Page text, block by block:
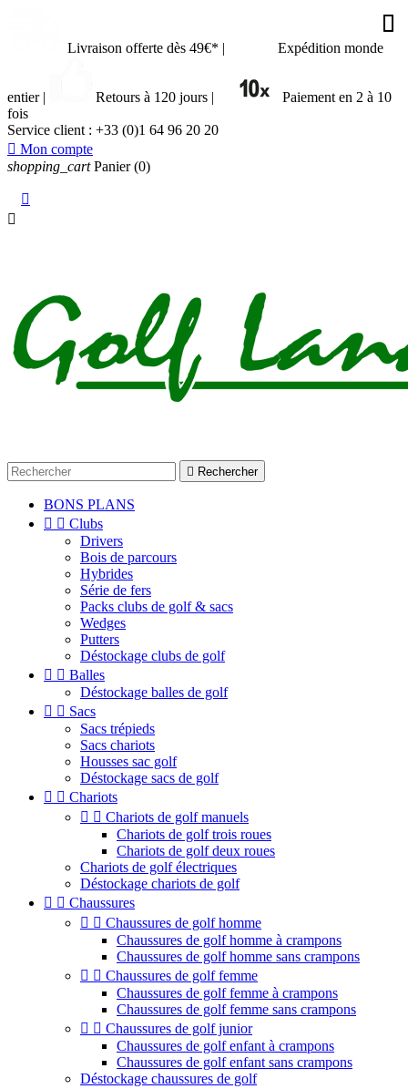
Livraison offerte dès 49€* | Expédition monde
entier | Retours à 120 jours |
Paiement en 2 à 10
fois
Service client : +33 (0)1 64 96 20 20
 Mon compte
shopping_cart Panier (0)


 Rechercher
BONS PLANS
  Clubs
Drivers
Bois de parcours
Hybrides
Série de fers
Packs clubs de golf & sacs
Wedges
Putters
Déstockage clubs de golf
  Balles
Déstockage balles de golf
  Sacs
Sacs trépieds
Sacs chariots
Housses sac golf
Déstockage sacs de golf
  Chariots
  Chariots de golf manuels
Chariots de golf trois roues
Chariots de golf deux roues
Chariots de golf électriques
Déstockage chariots de golf
  Chaussures
  Chaussures de golf homme
Chaussures de golf homme à crampons
Chaussures de golf homme sans crampons
  Chaussures de golf femme
Chaussures de golf femme à crampons
Chaussures de golf femme sans crampons
  Chaussures de golf junior
Chaussures de golf enfant à crampons
Chaussures de golf enfant sans crampons
Déstockage chaussures de golf







































